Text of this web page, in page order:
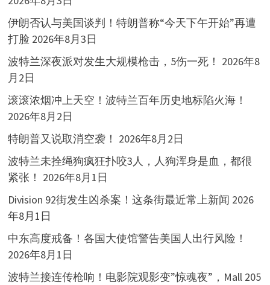
伊朗否认与美国谈判！特朗普称“今天下午开始”再遭
打脸 2026年8月3日
波特兰深夜派对发生大规模枪击，5伤一死！ 2026年8
月2日
滚滚浓烟冲上天空！波特兰百年历史地标陷火海！
2026年8月2日
特朗普又说取消空袭！ 2026年8月2日
波特兰未拴绳狗疯狂扑咬3人，人狗浑身是血，都很
紧张！ 2026年8月1日
Division 92街发生凶杀案！这条街最近常上新闻 2026
年8月1日
中东高度戒备！各国大使馆警告美国人出行风险！
2026年8月1日
波特兰接连传枪响！电影院观影变”惊魂夜”，Mall 205